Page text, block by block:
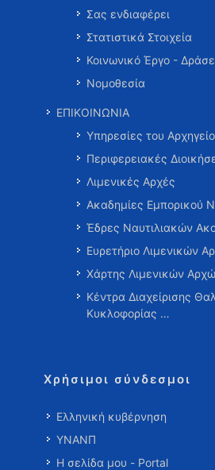
Σας ενδιαφέρει
Στατιστικά Στοιχεία
Κοινωνικό Έργο -
Νομοθεσία
ΕΠΙΚΟΙΝΩΝΙΑ
Υπηρεσίες του
Περιφερειακές
Λιμενικές Αρχές
Ακαδημίες Εμπορικού
Έδρες Ναυτιλιακών
Ευρετήριο Λιμενικών
Χάρτης Λιμενικών
Κέντρα Διαχείρισης
Κυκλοφορίας …
Χρήσιμοι σύνδεσμοι
Ελληνική κυβέρνηση
ΥΝΑΝΠ
Η σελίδα μου - Portal